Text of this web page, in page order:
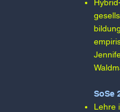
SoSe
Lehre